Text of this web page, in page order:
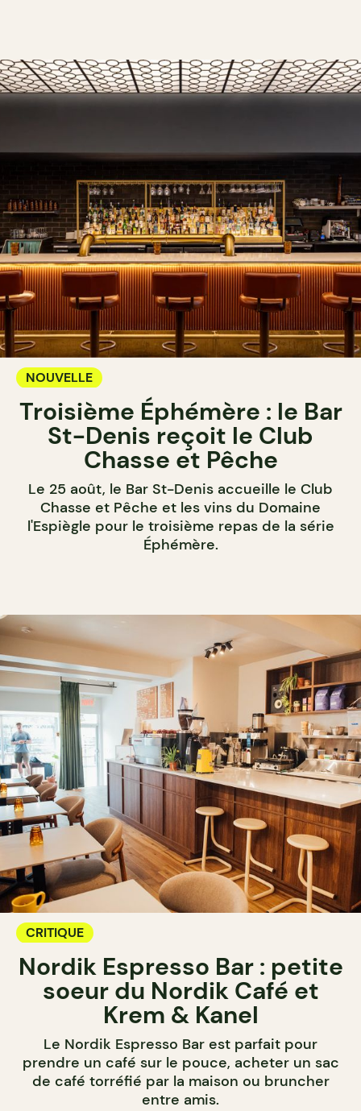
NOUVELLE
Troisième Éphémère : le Bar
St-Denis reçoit le Club
Chasse et Pêche
Le 25 août, le Bar St-Denis accueille le Club
Chasse et Pêche et les vins du Domaine
l'Espiègle pour le troisième repas de la série
Éphémère.
CRITIQUE
Nordik Espresso Bar : petite
soeur du Nordik Café et
Krem & Kanel
Le Nordik Espresso Bar est parfait pour
prendre un café sur le pouce, acheter un sac
de café torréfié par la maison ou bruncher
entre amis.